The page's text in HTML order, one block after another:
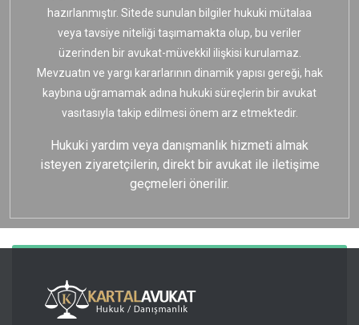
hazırlanmıştır. Sitede sunulan bilgiler hukuki mütalaa
veya tavsiye niteliği taşımamakta olup, bu veriler
üzerinden bir avukat-müvekkil ilişkisi kurulamaz.
Mevzuatın ve yargı kararlarının dinamik yapısı gereği, hak
kaybına uğramamak adına hukuki süreçlerin bir avukat
vasıtasıyla takip edilmesi önem arz etmektedir.
Hukuki yardım veya danışmanlık hizmeti almak
isteyen ziyaretçilerin, direkt bir avukat ile iletişime
geçmeleri önerilir.